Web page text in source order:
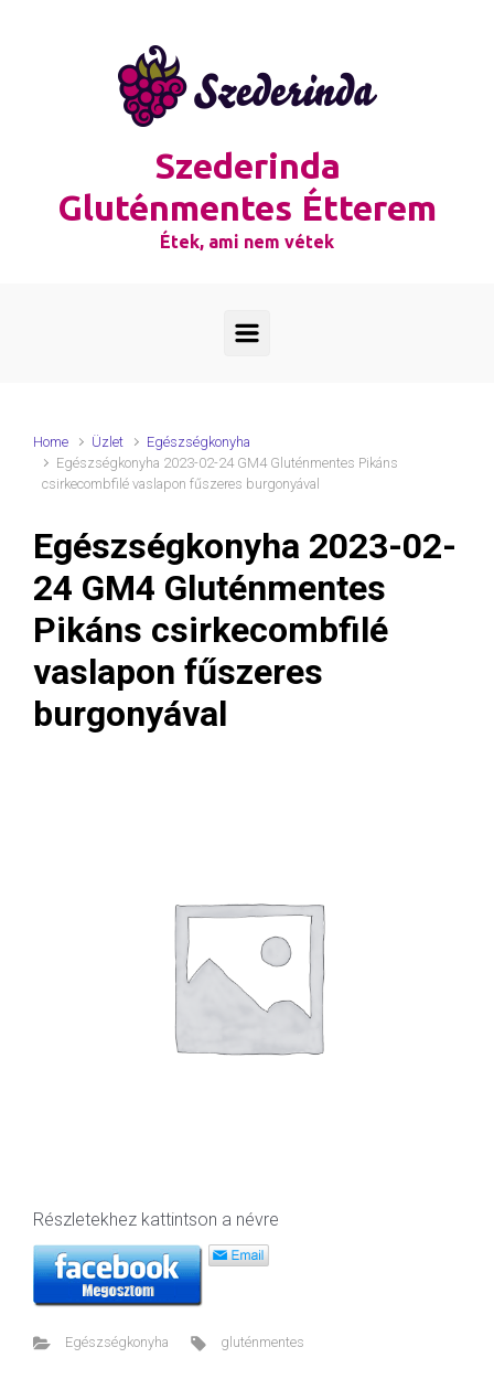
Szederinda
Gluténmentes Étterem
Étek, ami nem vétek
Home Üzlet
Egészségkonyha
Egészségkonyha 2023-02-24 GM4 Gluténmentes Pikáns
csirkecombfilé vaslapon fűszeres burgonyával
Egészségkonyha 2023-02-
24 GM4 Gluténmentes
Pikáns csirkecombfilé
vaslapon fűszeres
burgonyával
Részletekhez kattintson a névre
Egészségkonyha gluténmentes